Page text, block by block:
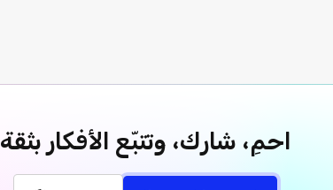
احمِ، شارك، وتتبّع الأفكار بثقة